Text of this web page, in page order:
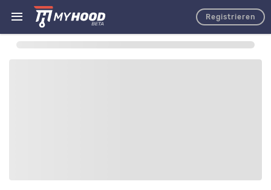
Registrieren